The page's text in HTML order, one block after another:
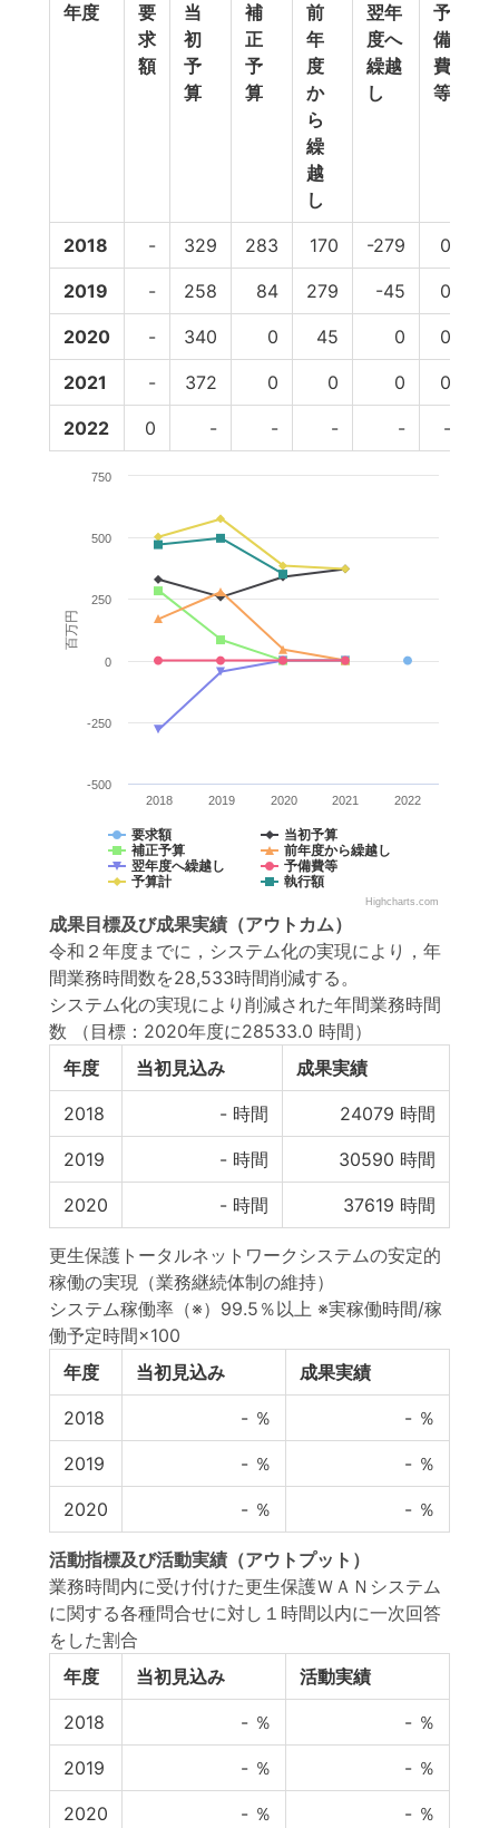
年度
要
求
額
当
初
予
算
補
正
予
算
前
年
度
か
ら
繰
越
し
翌年
度へ
繰越
し
予
備
費
等
2018 - 329 283 170 -279 0
2019 - 258 84 279 -45 0
2020 - 340 0 45 0 0
2021 - 372 0 0 0 0
2022 0 - - - - -
百万円
要求額
当初予算
補正予算
前年度から繰越し
翌年度へ繰越し
予備費等
予算計
執行額
2018 2019 2020 2021 2022
-500
-250
0
250
500
750
Highcharts.com
成果目標及び成果実績 （アウトカム）
令和２年度までに，システム化の実現により，年
間業務時間数を28,533時間削減する。
システム化の実現により削減された年間業務時間
数
（目標：2020年度に28533.0 時間）
年度
当初見込み 成果実績
2018 - 時間 24079 時間
2019 - 時間 30590 時間
2020 - 時間 37619 時間
更生保護トータルネットワークシステムの安定的
稼働の実現（業務継続体制の維持）
システム稼働率（※）99.5％以上 ※実稼働時間/稼
働予定時間×100
年度
当初見込み 成果実績
2018 - ％ - ％
2019 - ％ - ％
2020 - ％ - ％
活動指標及び活動実績 （アウトプット）
業務時間内に受け付けた更生保護ＷＡＮシステム
に関する各種問合せに対し１時間以内に一次回答
をした割合
年度
当初見込み 活動実績
2018 - ％ - ％
2019 - ％ - ％
2020 - ％ - ％